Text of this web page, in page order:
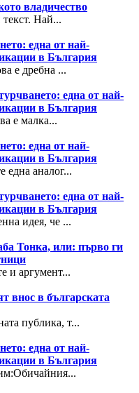
владичество
текст. Най...
една от най-
в България
е дребна ...
една от най-
в България
е малка...
една от най-
в България
една аналог...
една от най-
в България
идея, че ...
Тонка, или: първо ги
и аргумент...
внос в българската
публика, т...
една от най-
в България